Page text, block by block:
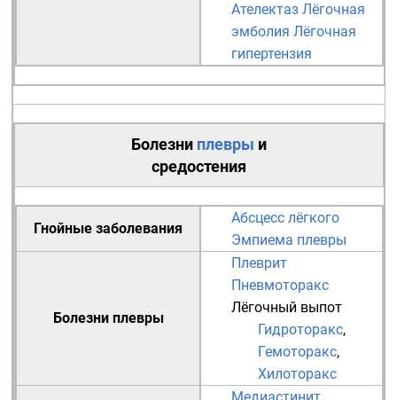
Ателектаз Лёгочная
эмболия Лёгочная
гипертензия
Болезни плевры и
средостения
Гнойные заболевания
Абсцесс лёгкого
Эмпиема плевры
Болезни плевры
Плеврит
Пневмоторакс
Лёгочный выпот
Гидроторакс,
Гемоторакс,
Хилоторакс